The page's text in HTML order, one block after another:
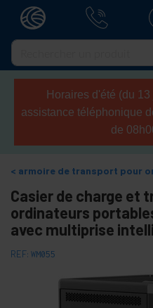
Horaires d'été (du
assistance téléphonique
de
armoire de transport pour
Casier de charge et
ordinateurs
avec multiprise
REF: WM055